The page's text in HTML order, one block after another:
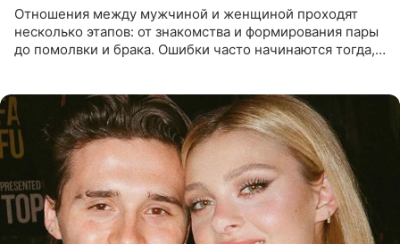
Отношения между мужчиной и женщиной проходят
несколько этапов: от знакомства и формирования пары
до помолвки и брака. Ошибки часто начинаются тогда,